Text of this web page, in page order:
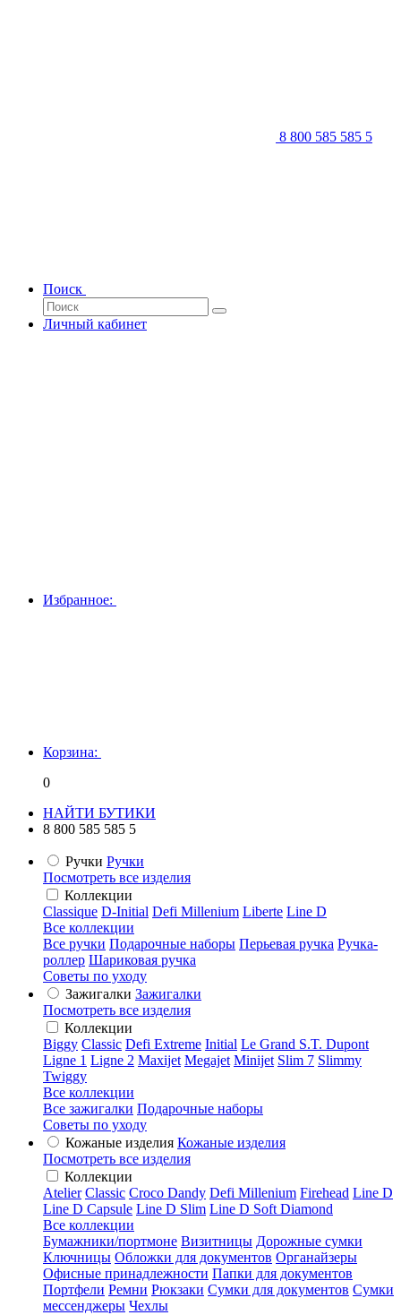
8 800 585 585 5
Поиск
Личный кабинет
Избранное:
Корзина:
0
НАЙТИ БУТИКИ
8 800 585 585 5
Ручки Ручки
Посмотреть все изделия
Коллекции
Classique D-Initial Defi Millenium Liberte Line D
Все коллекции
Все ручки Подарочные наборы Перьевая ручка Ручка-
роллер Шариковая ручка
Советы по уходу
Зажигалки Зажигалки
Посмотреть все изделия
Коллекции
Biggy Classic Defi Extreme Initial Le Grand S.T. Dupont
Ligne 1 Ligne 2 Maxijet Megajet Minijet Slim 7 Slimmy
Twiggy
Все коллекции
Все зажигалки Подарочные наборы
Советы по уходу
Кожаные изделия Кожаные изделия
Посмотреть все изделия
Коллекции
Atelier Classic Croco Dandy Defi Millenium Firehead Line D
Line D Capsule Line D Slim Line D Soft Diamond
Все коллекции
Бумажники/портмоне Визитницы Дорожные сумки
Ключницы Обложки для документов Органайзеры
Офисные принадлежности Папки для документов
Портфели Ремни Рюкзаки Сумки для документов Сумки
мессенджеры Чехлы